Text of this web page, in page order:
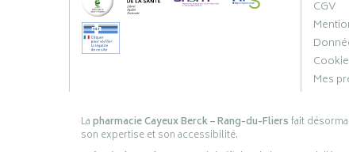
CGV
Mes
Lapharmacie Cayeux Berck – Rang-du-Fliersfait
son expertise et son accessibilité.